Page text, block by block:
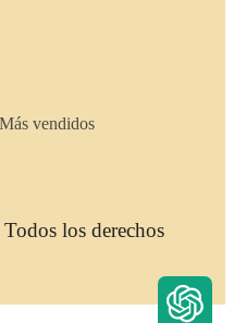
Más vendidos
los derechos